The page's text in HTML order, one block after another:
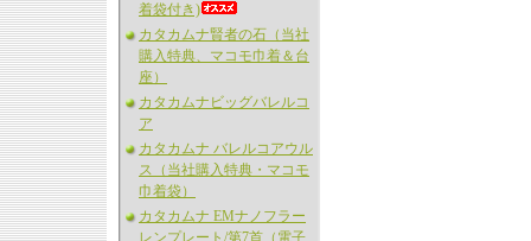
着袋付き)
カタカムナ賢者の石（当社
購入特典、マコモ巾着＆台
座）
カタカムナビッグバレルコ
ア
カタカムナ バレルコアウル
ス（当社購入特典・マコモ
巾着袋）
カタカムナ EMナノフラー
レンプレート/第7首（電子